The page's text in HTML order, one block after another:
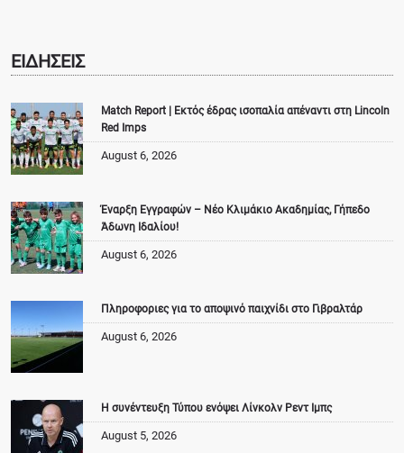
ΕΙΔΗΣΕΙΣ
Match Report | Εκτός έδρας ισοπαλία απέναντι στη Lincoln
Red Imps
August 6, 2026
Έναρξη Εγγραφών – Νέο Κλιμάκιο Ακαδημίας, Γήπεδο
Άδωνη Ιδαλίου!
August 6, 2026
Πληροφοριες για το αποψινό παιχνίδι στο Γιβραλτάρ
August 6, 2026
Η συνέντευξη Τύπου ενόψει Λίνκολν Ρεντ Ιμπς
August 5, 2026